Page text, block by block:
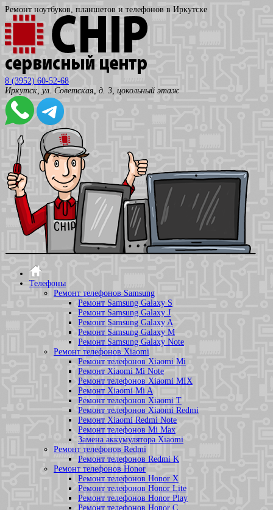
Ремонт ноутбуков, планшетов и телефонов в Иркутске
8 (3952) 60-52-68
Иркутск, ул. Советская, д. 3, цокольный этаж
Телефоны
Ремонт телефонов Samsung
Ремонт Samsung Galaxy S
Ремонт Samsung Galaxy J
Ремонт Samsung Galaxy A
Ремонт Samsung Galaxy M
Ремонт Samsung Galaxy Note
Ремонт телефонов Xiaomi
Ремонт телефонов Xiaomi Mi
Ремонт Xiaomi Mi Note
Ремонт телефонов Xiaomi MIX
Ремонт Xiaomi Mi A
Ремонт телефонов Xiaomi T
Ремонт телефонов Xiaomi Redmi
Ремонт Xiaomi Redmi Note
Ремонт телефонов Mi Max
Замена аккумулятора Xiaomi
Ремонт телефонов Redmi
Ремонт телефонов Redmi K
Ремонт телефонов Honor
Ремонт телефонов Honor X
Ремонт телефонов Honor Lite
Ремонт телефонов Honor Play
Ремонт телефонов Honor C